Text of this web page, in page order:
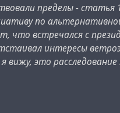
пределы - статья
по
встречался с
интересы
вижу, это